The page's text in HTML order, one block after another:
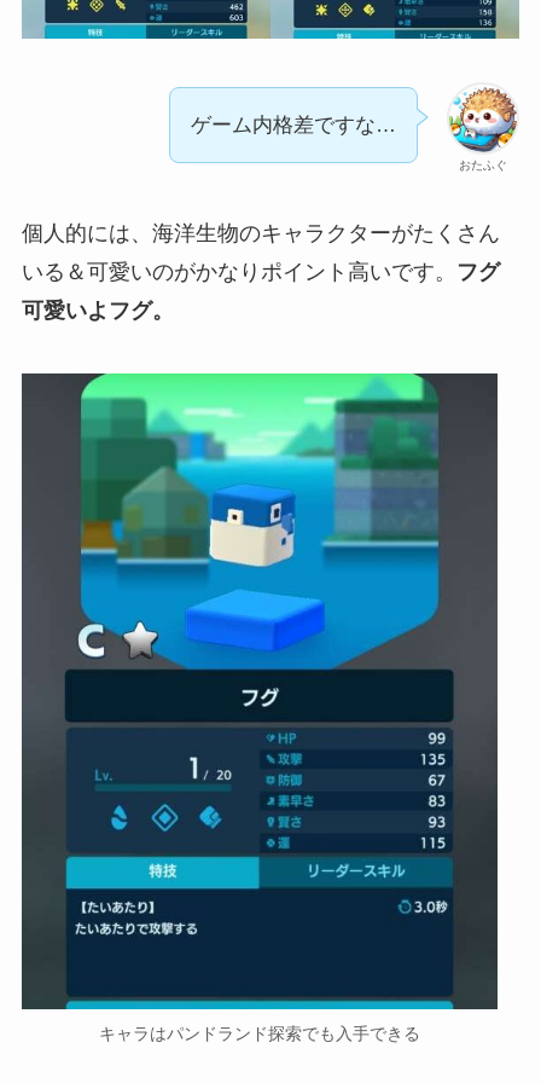
おたふぐ
ゲーム内格差ですな…
個人的には、海洋生物のキャラクターがたくさん
いる＆可愛いのがかなりポイント高いです。
フグ
可愛いよフグ。
キャラはパンドランド探索でも入手できる